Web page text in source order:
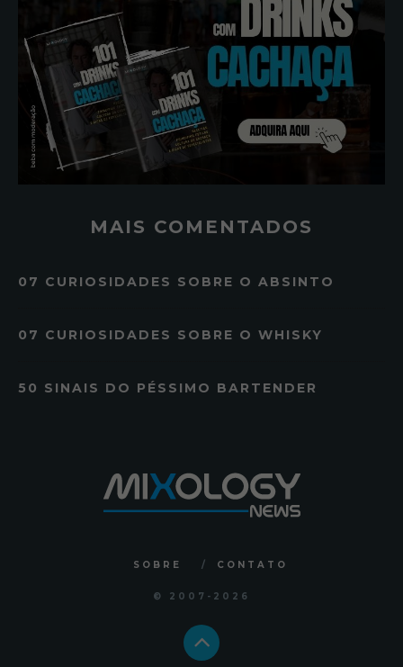
MAIS COMENTADOS
07 CURIOSIDADES SOBRE O ABSINTO
07 CURIOSIDADES SOBRE O WHISKY
50 SINAIS DO PÉSSIMO BARTENDER
SOBRE CONTATO
© 2007 -2026